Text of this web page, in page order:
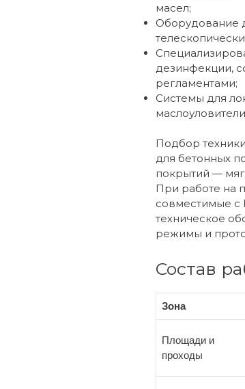
масел;
Оборудование
дезинфекции,
регламентами;
Системы для
Подбор
для бетонных
покрытий —
При работе на
совместимые с
техническое
режимы и
Состав
Зона
Площади и
проходы